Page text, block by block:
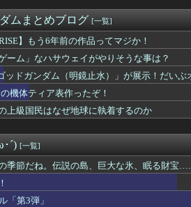
対派の理論が理解できない
エロ漫画みたいになる
みれん-』NTRよりも抜けると話題に
んの力を借りて悪霊退散！修行すれば本当
次世代のエースとして認められる
猥なフィギュアになってしまった模様
はホースリールが登場 少佐なのに水撒け
龍勢勇星、超ミサイル技術の持ち主なのに
ルズの日常「愛を伝えて♡」を公開
して開店ダッシュした客の末路…
時間減らしたいのに都心の近くが最低10万払
ムまとめブログ [一覧]
】もう6年前の作品ってマジか！
ーム」なハサウェイがやりそうな事は？
ッドガンダム（明鏡止水）」が展示！だいぶ
機体ティア表作ったぞ！
上級国民はなぜ地球に執着するのか
´) [一覧]
の季節だね。伝説の島、巨大な氷、眠る財
あいミス』新イベント『真夏の氷島フェス』
「第3弾」